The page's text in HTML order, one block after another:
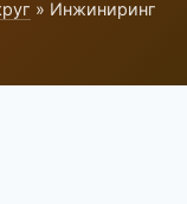
» Инжиниринг